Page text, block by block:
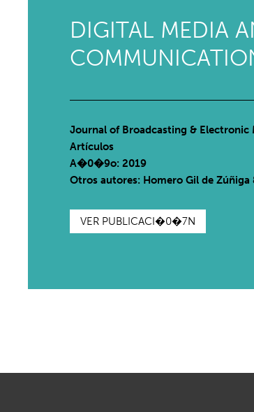
DIGITAL MEDIA
Journal of Broadcasting & Electronic
Artículos
A�0�9o: 2019
Otros autores: Homero Gil de
VER PUBLICACI�0�7N